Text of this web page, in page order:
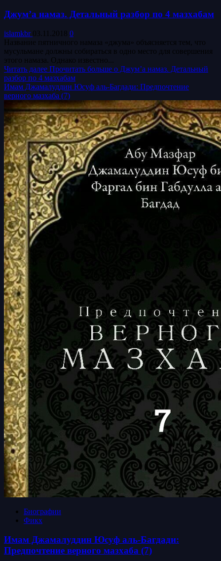
Джум’а намаз. Детальный разбор по 4 мазхабам
islamkbr 03.11.2018 0
Название пятничного намаза «джума» объясняется тем, что
мусульмане должны собираться в одно место для совершения
этого намаза. Однако известно...
Читать далее Прочитать больше о Джум’а намаз. Детальный
разбор по 4 мазхабам
Имам Джамалуддин Юсуф аль-Багдади: Предпочтение
верного мазхаба (7)
Биографии
Фикх
Имам Джамалуддин Юсуф аль-Багдади:
Предпочтение верного мазхаба (7)